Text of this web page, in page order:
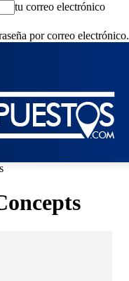
tu correo electrónico
por correo electrónico.